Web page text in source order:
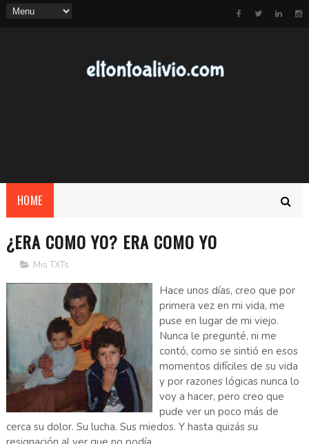
HOME
¿ERA COMO YO? ERA COMO YO
Mis TXTs
Hace unos días, creo que por
primera vez en mi vida, me
puse en lugar de mi viejo.
Nunca le pregunté, ni me
contó, como se sintió en esos
momentos difíciles de su vida
y por razones lógicas nunca lo
voy a hacer, pero creo que
pude ver un poco más de
cerca su dolor. Su lucha. Sus miedos. Y hasta quizás su